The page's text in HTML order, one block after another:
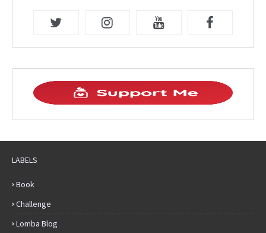
LABELS
Book
Challenge
Lomba Blog